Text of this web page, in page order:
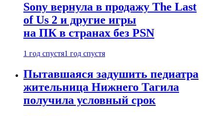
Sony вернула в продажу The Last
of Us 2 и другие игры
на ПК в странах без PSN
1 год спустя1 год спустя
Пытавшаяся задушить педиатра
жительница Нижнего Тагила
получила условный срок